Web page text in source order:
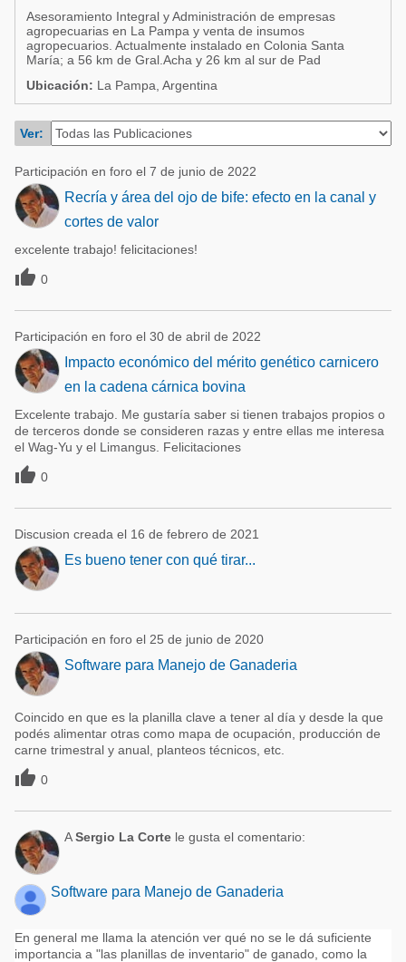
Acuacultura
Micotoxinas
Porcicultura
Lechería
Balanceados - Piensos
Comunidades en portugués
Micotoxinas
Avicultura
Porcicultura
Lechería
Asesoramiento Integral y Administración de empresas
agropecuarias en La Pampa y venta de insumos
agropecuarios. Actualmente instalado en Colonia Santa
María; a 56 km de Gral.Acha y 26 km al sur de Pad
Ubicación: La Pampa, Argentina
Ver:
Participación en foro el 7 de junio de 2022
Recría y área del ojo de bife: efecto en la canal y
cortes de valor
excelente trabajo! felicitaciones!
 0
Participación en foro el 30 de abril de 2022
Impacto económico del mérito genético carnicero
en la cadena cárnica bovina
Excelente trabajo. Me gustaría saber si tienen trabajos propios o
de terceros donde se consideren razas y entre ellas me interesa
el Wag-Yu y el Limangus. Felicitaciones
 0
Discusion creada el 16 de febrero de 2021
Es bueno tener con qué tirar...
Participación en foro el 25 de junio de 2020
Software para Manejo de Ganaderia
Coincido en que es la planilla clave a tener al día y desde la que
podés alimentar otras como mapa de ocupación, producción de
carne trimestral y anual, planteos técnicos, etc.
 0
ASergio La Corte le gusta el comentario:
Software para Manejo de Ganaderia
En general me llama la atención ver qué no se le dá suficiente
importancia a "las planillas de inventario" de ganado, como la